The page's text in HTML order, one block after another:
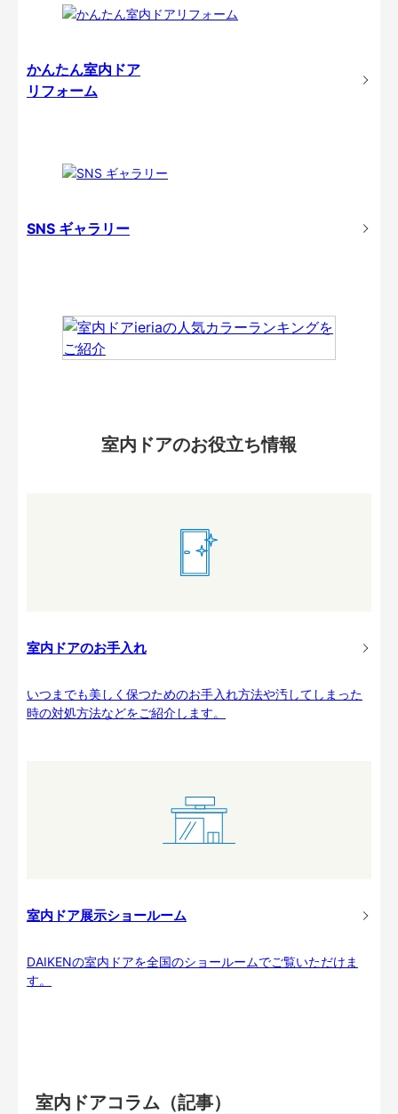
かんたん室内ドア
リフォーム
SNS ギャラリー
室内ドアのお役立ち情報
室内ドアのお手入れ
いつまでも美しく保つためのお手入れ方法や汚してしまった
時の対処方法などをご紹介します。
室内ドア展示ショールーム
DAIKENの室内ドアを全国のショールームでご覧いただけま
す。
室内ドアコラム（記事）